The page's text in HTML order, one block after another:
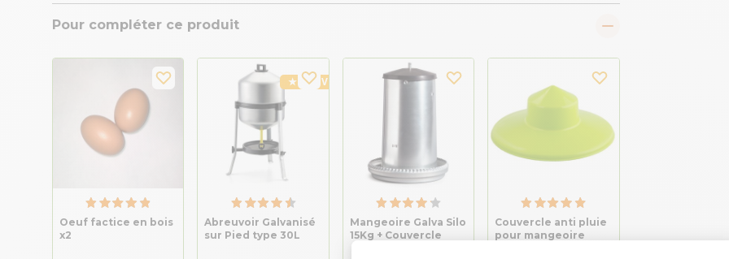
Pour compléter ce produit
Oeuf factice en bois
x2
★ Top Vente
Abreuvoir Galvanisé
sur Pied type 30L
Mangeoire Galva Silo
15Kg + Couvercle
Couvercle anti pluie
pour mangeoire